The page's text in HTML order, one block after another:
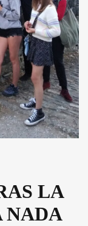
LA
NADA